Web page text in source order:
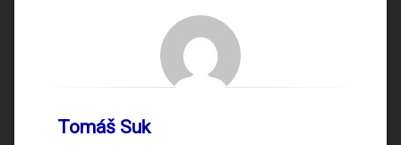
Tomáš Suk